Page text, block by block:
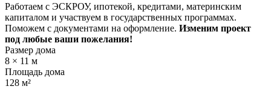
Работаем с ЭСКРОУ, ипотекой, кредитами, материнским
капиталом и участвуем в государственных программах.
Поможем с документами на оформление. Изменим проект
под любые ваши пожелания!
Размер дома
8 × 11 м
Площадь дома
128 м²